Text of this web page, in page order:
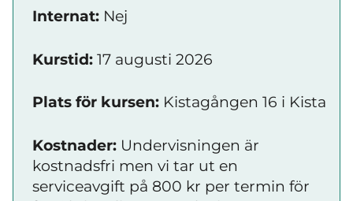
Internat: Nej
Kurstid: 17 augusti 2026
Plats för kursen: Kistagången 16 i Kista
Kostnader: Undervisningen är
kostnadsfri men vi tar ut en
serviceavgift på 800 kr per termin för